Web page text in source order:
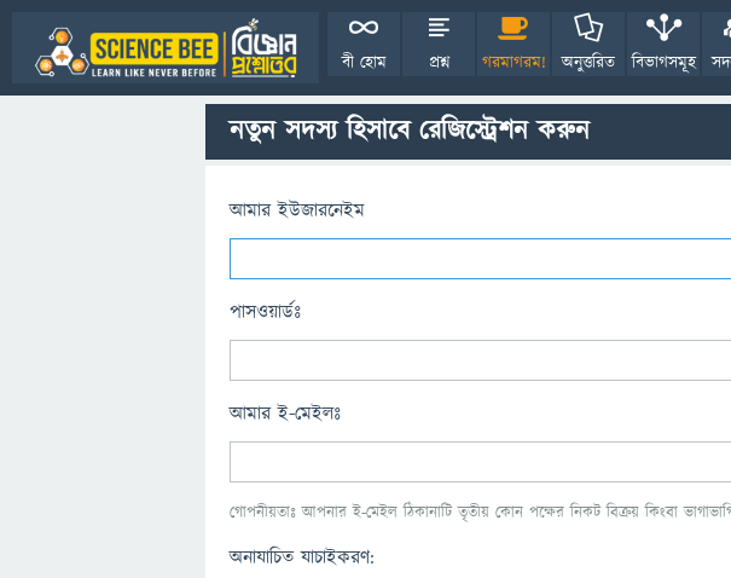
বী হোম প্রশ্ন গরমাগরম! অনুত্তরিত বিভাগসমূহ
নতুন সদস্য হিসাবে রেজিস্ট্রেশন করুন
আমার ইউজারনেইম
পাসওয়ার্ডঃ
আমার ই-মেইলঃ
গোপনীয়তাঃ আপনার ই-মেইল ঠিকানাটি তৃতীয় কোন পক্ষের নিকট বিক্রয় কিংবা
অনাযাচিত যাচাইকরণ: